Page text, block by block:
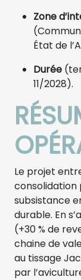
Zone
État de
Durée
11/2028).
Le projet
subsistance
durable. En
(+30 % de
chaine de
au tissage
par